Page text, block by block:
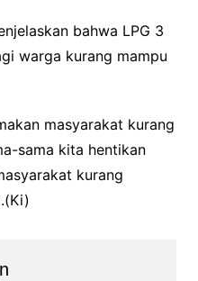
bahwa LPG 3
warga kurang mampu
masyarakat kurang
sama kita hentikan
kurang